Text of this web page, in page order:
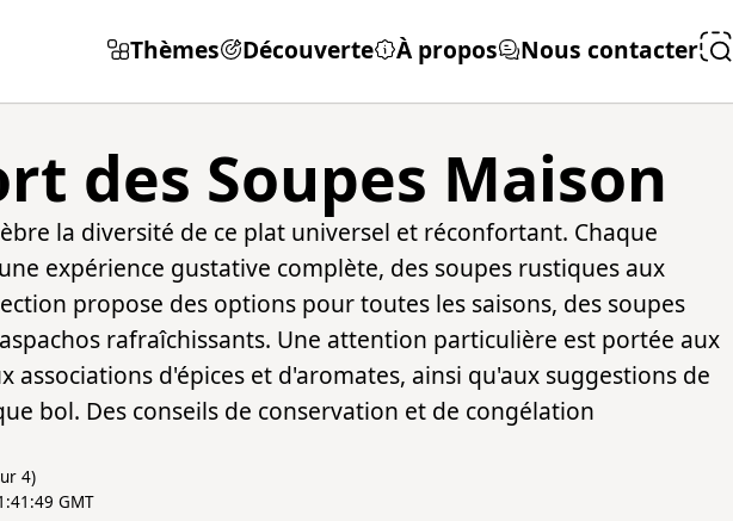
Thèmes Découverte À propos Nous contacter
des Soupes Maison
la diversité de ce plat universel et réconfortant. Chaque
expérience gustative complète, des soupes rustiques aux
propose des options pour toutes les saisons, des soupes
rafraîchissants. Une attention particulière est portée aux
associations d'épices et d'aromates, ainsi qu'aux suggestions de
bol. Des conseils de conservation et de congélation
4)
GMT